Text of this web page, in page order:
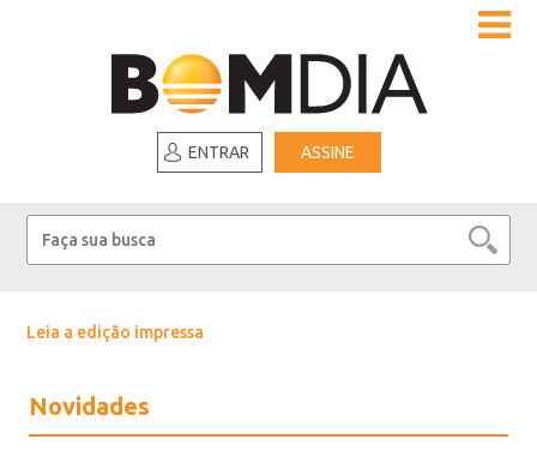
ENTRAR ASSINE
Leia a edição impressa
Novidades